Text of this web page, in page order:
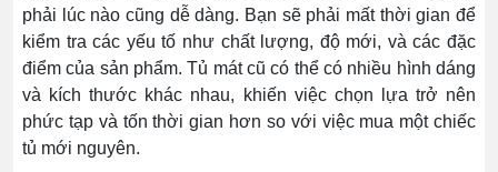
phải lúc nào cũng dễ dàng. Bạn sẽ phải mất thời gian để
kiểm tra các yếu tố như chất lượng, độ mới, và các đặc
điểm của sản phẩm. Tủ mát cũ có thể có nhiều hình dáng
và kích thước khác nhau, khiến việc chọn lựa trở nên
phức tạp và tốn thời gian hơn so với việc mua một chiếc
tủ mới nguyên.